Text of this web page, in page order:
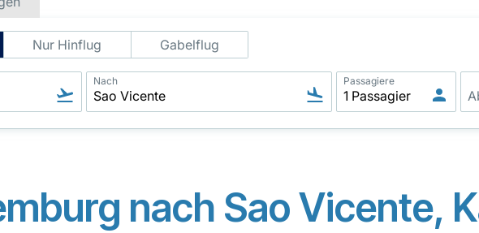
Nur Hinflug Gabelflug
Nach Passagiere
nach Sao Vicente,